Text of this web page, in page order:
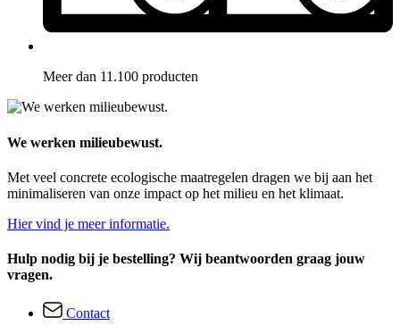
Meer dan 11.100 producten
We werken milieubewust.
Met veel concrete ecologische maatregelen dragen we bij aan het
minimaliseren van onze impact op het milieu en het klimaat.
Hier vind je meer informatie.
Hulp nodig bij je bestelling? Wij beantwoorden graag jouw
vragen.
Contact